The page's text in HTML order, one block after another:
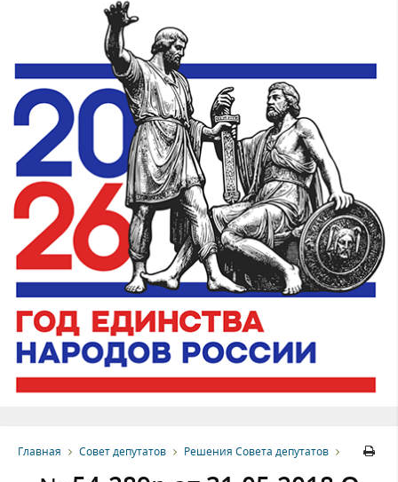
Главная Совет депутатов Решения Совета депутатов